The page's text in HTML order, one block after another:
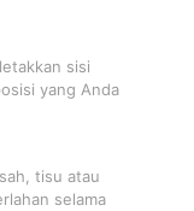
sisi
yang Anda
tisu atau
selama